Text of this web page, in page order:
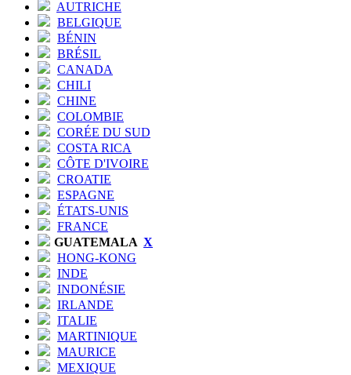
AUTRICHE
BELGIQUE
BÉNIN
BRÉSIL
CANADA
CHILI
CHINE
COLOMBIE
CORÉE DU SUD
COSTA RICA
CÔTE D'IVOIRE
CROATIE
ESPAGNE
ÉTATS-UNIS
FRANCE
GUATEMALA X
HONG-KONG
INDE
INDONÉSIE
IRLANDE
ITALIE
MARTINIQUE
MAURICE
MEXIQUE